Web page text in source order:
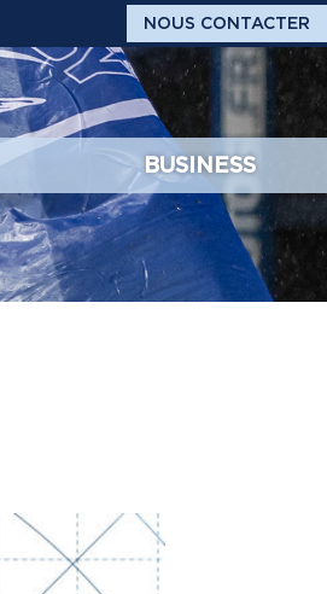
NOUS CONTACTER
BUSINESS